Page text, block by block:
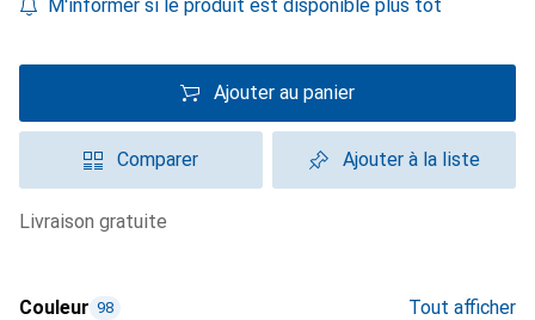
M'informer si le produit est disponible plus tôt
Ajouter au panier
Comparer Ajouter à la liste
livraison gratuite
Couleur 98 Tout afficher